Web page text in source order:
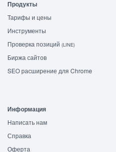
Продукты
Тарифы и цены
Инструменты
Проверка позиций (LINE)
Биржа сайтов
SEO расширение для Chrome
Информация
Написать нам
Справка
Оферта